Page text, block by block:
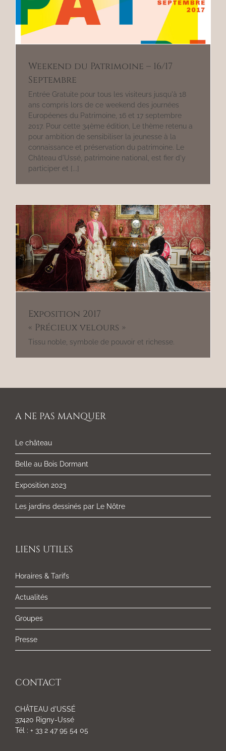
Weekend du Patrimoine – 16/17
Septembre
Entrée Gratuite pour tous les visiteurs jusqu'à 18
ans compris lors de ce weekend des journées
Européenes du Patrimoine, 16 et 17 septembre
2017. Pour cette 34ème édition, Le thème retenu a
pour ambition de sensibiliser la jeunesse à la
connaissance et préservation du patrimoine. Le
Château d'Ussé, patrimoine national, est fier d'y
participer et [...]
Exposition 2017
« Précieux velours »
Tissu noble, symbole de pouvoir et richesse.
A NE PAS MANQUER
Le château
Belle au Bois Dormant
Exposition 2023
Les jardins dessinés par Le Nôtre
LIENS UTILES
Horaires & Tarifs
Actualités
Groupes
Presse
CONTACT
CHÂTEAU d'USSÉ
37420 Rigny-Ussé
Tél : + 33 2 47 95 54 05